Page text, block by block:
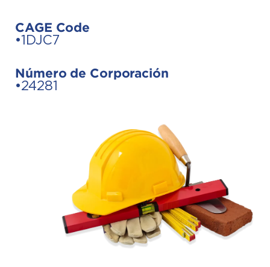
CAGE Code
•1DJC7
Número de Corporación
•24281